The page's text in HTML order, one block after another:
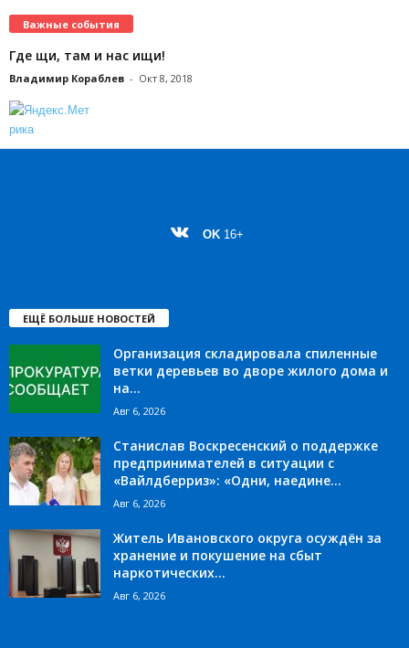
Важные события
Где щи, там и нас ищи!
Владимир Кораблев - Окт 8, 2018
OK 16+
ЕЩЁ БОЛЬШЕ НОВОСТЕЙ
Организация складировала спиленные
ветки деревьев во дворе жилого дома и
на...
Авг 6, 2026
Станислав Воскресенский о поддержке
предпринимателей в ситуации с
«Вайлдберриз»: «Одни, наедине...
Авг 6, 2026
Житель Ивановского округа осуждён за
хранение и покушение на сбыт
наркотических...
Авг 6, 2026